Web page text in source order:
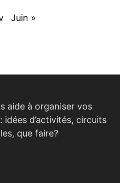
Juin »
aide à organiser vos
d’activités, circuits
que faire?